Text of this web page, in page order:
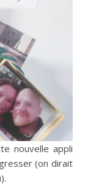
nouvelle appli
(on dirait